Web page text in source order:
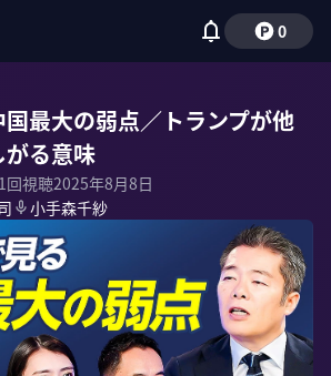
0
最大の弱点／トランプが他
る意味
回視聴2025年8月8日
小手森千紗